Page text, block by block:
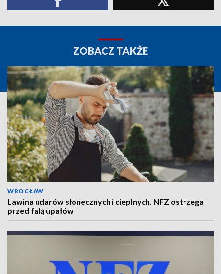
ZOBACZ TAKŻE
WROCŁAW
Lawina udarów słonecznych i cieplnych. NFZ ostrzega
przed falą upałów